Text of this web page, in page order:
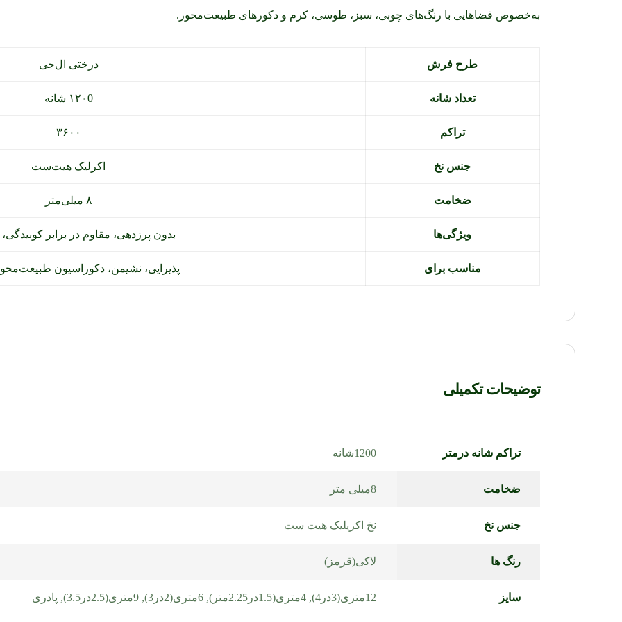
به‌خصوص فضاهایی با رنگ‌های چوبی، سبز، طوسی، کرم و دکورهای طبیعت‌محور.
طرح فرش درختی ال‌جی
تعداد شانه ۱۲۰0 شانه
تراکم ۳۶۰۰
جنس نخ اکرلیک هیت‌ست
ضخامت ۸ میلی‌متر
ویژگی‌ها بدون پرزدهی، مقاوم در برابر
مناسب برای پذیرایی، نشیمن، دکوراسیون
توضیحات تکمیلی
تراکم شانه درمتر 1200شانه
ضخامت 8میلی متر
جنس نخ نخ اکریلیک هیت ست
رنگ ها لاکی(قرمز)
سایز 12متری(3در4) ,4متری(1.5در2.25متر) ,6متری(2در3) ,9متری(2.5در3.5) , پادری